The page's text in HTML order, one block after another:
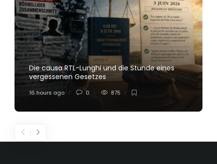
Die causa RTL-Lunghi und die Stunde eines
vergessenen Gesetzes
16 hours ago 0 875